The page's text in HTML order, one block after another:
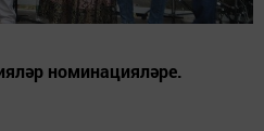
номинацияләре.